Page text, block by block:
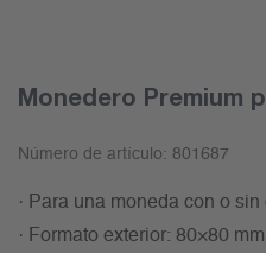
Monedero Premium
Número de artículo: 801687
· Para una moneda con o
· Formato exterior: 80×80